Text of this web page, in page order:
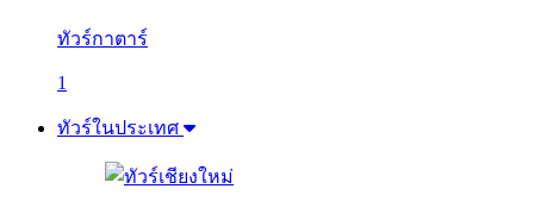
ทัวร์กาตาร์
1
ทัวร์ในประเทศ